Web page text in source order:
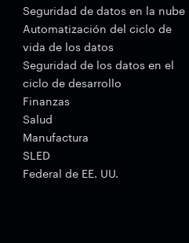
Seguridad de datos en la nube
Automatización del ciclo de
vida de los datos
Seguridad de los datos en el
ciclo de desarrollo
Finanzas
Salud
Manufactura
SLED
Federal de EE. UU.